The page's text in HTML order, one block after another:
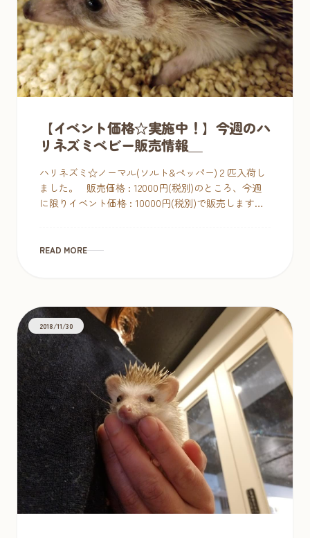
【イベント価格☆実施中！】今週のハ
リネズミベビー販売情報＿
ハリネズミ☆ノーマル(ソルト&ペッパー)２匹入荷し
ました。 販売価格 : 12000円(税別)のところ、今週
に限りイベント価格 : 10000円(税別)で販売します。
READ MORE
2018/11/30